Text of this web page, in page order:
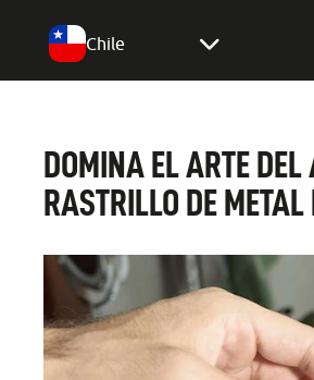
Chile
DOMINA EL ARTE
RASTRILLO DE